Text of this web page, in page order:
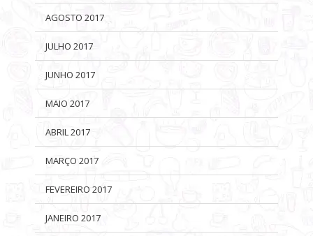
AGOSTO 2017
JULHO 2017
JUNHO 2017
MAIO 2017
ABRIL 2017
MARÇO 2017
FEVEREIRO 2017
JANEIRO 2017